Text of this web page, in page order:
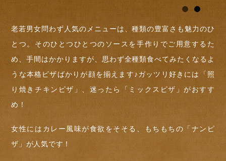
老若男女問わず人気のメニューは、種類の豊富さも魅力のひ
とつ。そのひとつひとつのソースを手作りでご用意するた
め、手間はかかりますが、思わず全種類食べてみたくなるよ
うな本格ピザばかりが顔を揃えます♪ガッツリ好きには「照
り焼きチキンピザ」、迷ったら「ミックスピザ」がおすす
め！
女性にはカレー風味が食欲をそそる、もちもちの「ナンピ
ザ」が人気です！